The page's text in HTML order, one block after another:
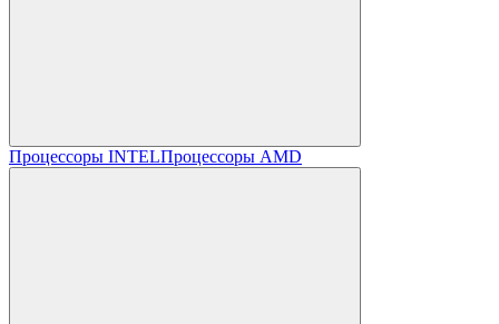
Процессоры INTELПроцессоры AMD